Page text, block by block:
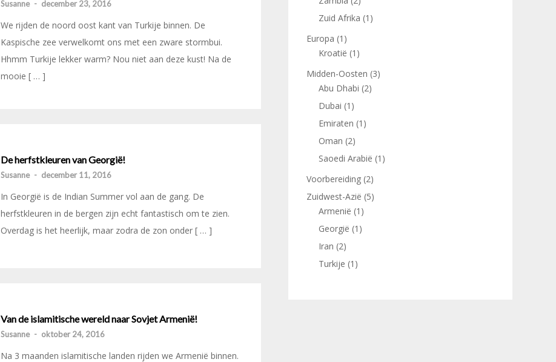
Susanne - december 23, 2016
We rijden de noord oost kant van Turkije binnen. De
Kaspische zee verwelkomt ons met een zware stormbui.
Hhmm Turkije lekker warm? Nou niet aan deze kust! Na de
mooie [ … ]
De herfstkleuren van Georgië!
Susanne - december 11, 2016
In Georgië is de Indian Summer vol aan de gang. De
herfstkleuren in de bergen zijn echt fantastisch om te zien.
Overdag is het heerlijk, maar zodra de zon onder [ … ]
Van de islamitische wereld naar Sovjet Armenië!
Susanne - oktober 24, 2016
Na 3 maanden islamitische landen rijden we Armenië binnen.
Zuid Afrika (1)
Europa (1)
Kroatië (1)
Midden-Oosten (3)
Abu Dhabi (2)
Dubai (1)
Emiraten (1)
Oman (2)
Saoedi Arabië (1)
Voorbereiding (2)
Zuidwest-Azië (5)
Armenië (1)
Georgië (1)
Iran (2)
Turkije (1)